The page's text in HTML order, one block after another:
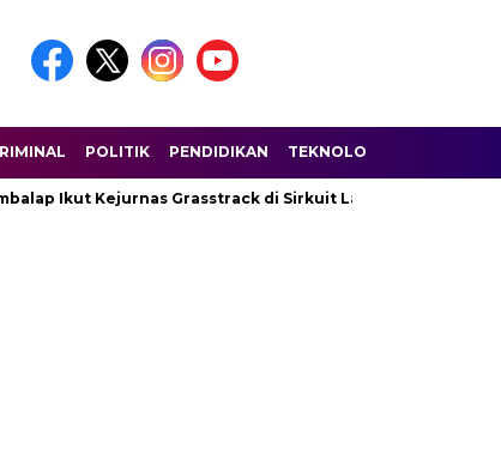
POLITIK PENDIDIKAN TEKNOLOGI
Ikut Kejurnas Grasstrack di Sirkuit Lantan